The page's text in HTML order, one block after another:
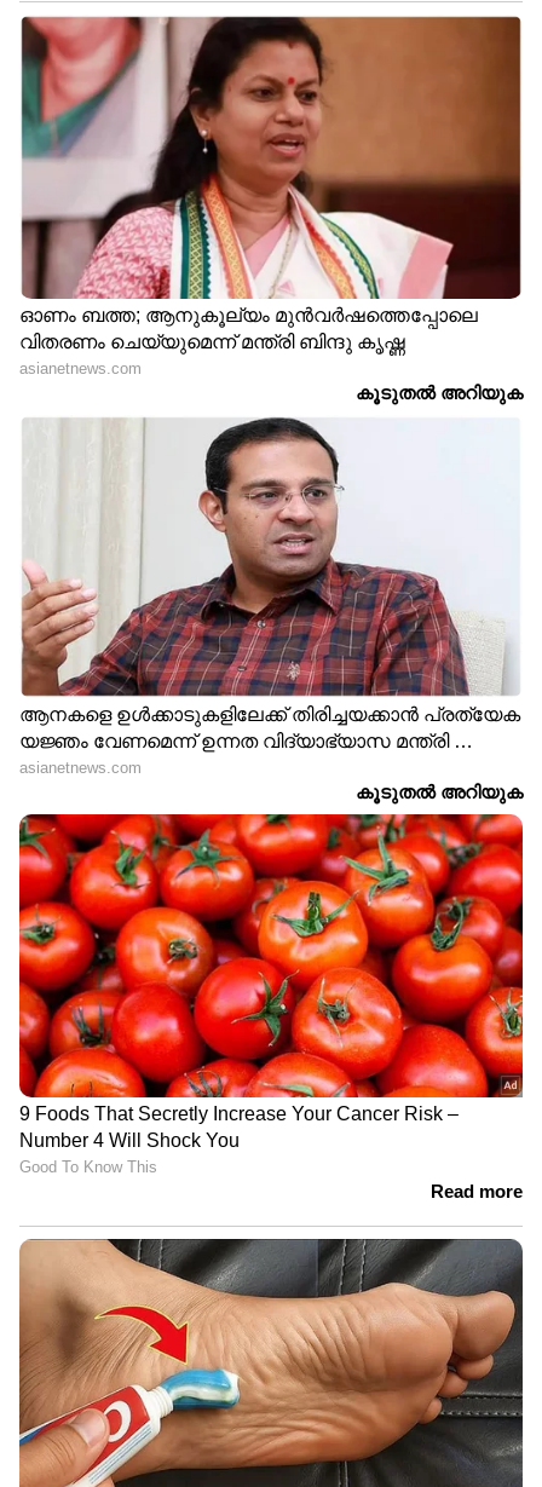
DOWNLOAD APP
ഇഡ്ഡലി നല്ല സോഫ്റ്റായി
കിട്ടാൻ ഇങ്ങനെ
ചെയ്താൽ മതി
മുരിങ്ങയില സൂപ്പറാണ്,
പതിവായി കഴിച്ചാൽ ഈ
രോ​ഗങ്ങളെ അകറ്റി
അനീമിയ തടയാൻ
കഴിക്കേണ്ട അയൺ
അടങ്ങിയ 6 ഭക്ഷണങ്ങൾ
സ്ത്രീകൾ നിർബന്ധമായും
കഴിക്കേണ്ട പോഷക
ഗുണമുള്ള ഭക്ഷണങ്ങൾ
LATEST VIDEOS